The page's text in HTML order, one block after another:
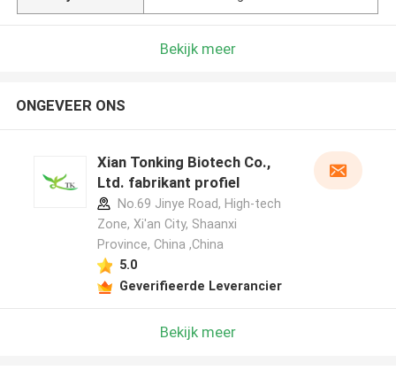
Bekijk meer
ONGEVEER ONS
Xian Tonking Biotech Co.,
Ltd. fabrikant profiel
No.69 Jinye Road, High-tech
Zone, Xi'an City, Shaanxi
Province, China ,China
5.0
Geverifieerde Leverancier
Bekijk meer